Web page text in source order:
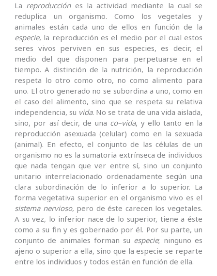
La reproducciónes la actividad mediante la cual se
reduplica un organismo. Como los vegetales y
animales están cada uno de ellos en función de la
especie, la reproducción es el medio por el cual estos
seres vivos perviven en sus especies, es decir, el
medio del que disponen para perpetuarse en el
tiempo. A distinción de la nutrición, la reproducción
respeta lo otro como otro, no como alimento para
uno. El otro generado no se subordina a uno, como en
el caso del alimento, sino que se respeta su relativa
independencia, su vida. No se trata de una vida aislada,
sino, por así decir, de una co–vida, y ello tanto en la
reproducción asexuada (celular) como en la sexuada
(animal). En efecto, el conjunto de las células de un
organismo no es la sumatoria extrínseca de individuos
que nada tengan que ver entre sí, sino un conjunto
unitario interrelacionado ordenadamente según una
clara subordinación de lo inferior a lo superior. La
forma vegetativa superior en el organismo vivo es el
sistema nervioso, pero de éste carecen los vegetales.
A su vez, lo inferior nace de lo superior, tiene a éste
como a su fin y es gobernado por él. Por su parte, un
conjunto de animales forman su especie; ninguno es
ajeno o superior a ella, sino que la especie se reparte
entre los individuos y todos están en función de ella.